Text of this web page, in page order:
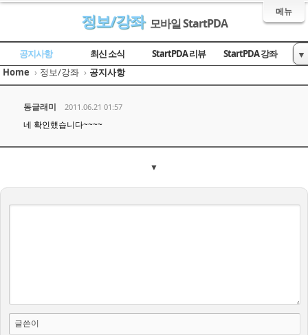
메뉴
정보/강좌 모바일 StartPDA
공지사항 최신 소식 StartPDA 리뷰
StartPDA 강좌
유용한 사이트
▼
Home › 정보/강좌 › 공지사항
동글래미 2011.06.21 01:57
네 확인했습니다~~~~
▼
글쓴이
Sketchbook5, 스케치북5
Sketchbook5, 스케치북5
Sketchbook5, 스케치북5
Sketchbook5, 스케치북5